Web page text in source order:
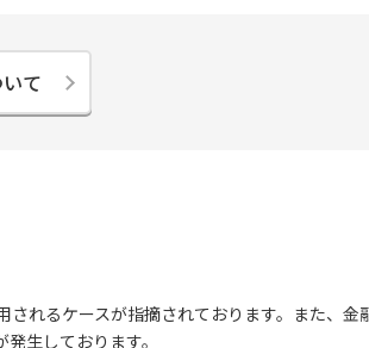
て
れるケースが指摘されております。また、金
生しております。